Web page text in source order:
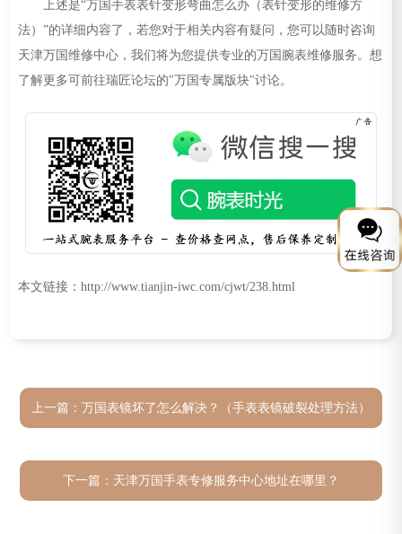
上述是“万国手表表针变形弯曲怎么办（表针变形的维修方
法）”的详细内容了，若您对于相关内容有疑问，您可以随时咨询
天津万国维修中心，我们将为您提供专业的万国腕表维修服务。想
了解更多可前往瑞匠论坛的"万国专属版块"讨论。
本文链接：http://www.tianjin-iwc.com/cjwt/238.html
上一篇： 万国表镜坏了怎么解决？（手表表镜破裂处理方法）
下一篇： 天津万国手表专修服务中心地址在哪里？